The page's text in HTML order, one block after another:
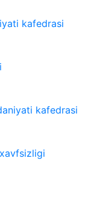
kafedrasi
kafedrasi